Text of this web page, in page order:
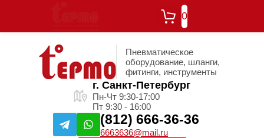
0
Пневматическое
оборудование, шланги,
фитинги, инструменты
г. Санкт-Петербург
Пн-Чт 9:30-17:00
Пт 9:30 - 16:00
(812) 666-36-36
6663636@mail.ru